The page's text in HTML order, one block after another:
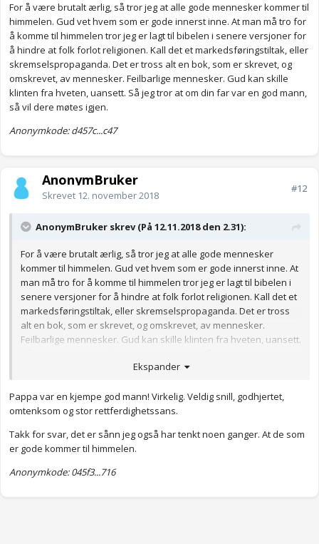
For å være brutalt ærlig, så tror jeg at alle gode mennesker kommer til
himmelen. Gud vet hvem som er gode innerst inne. At man må tro for
å komme til himmelen tror jeg er lagt til bibelen i senere versjoner for
å hindre at folk forlot religionen. Kall det et markedsføringstiltak, eller
skremselspropaganda. Det er tross alt en bok, som er skrevet, og
omskrevet, av mennesker. Feilbarlige mennesker. Gud kan skille
klinten fra hveten, uansett. Så jeg tror at om din far var en god mann,
så vil dere møtes igjen.
Anonymkode: d457c...c47
AnonymBruker
Skrevet 12. november 2018
#12
AnonymBruker skrev (På 12.11.2018 den 2.31):
For å være brutalt ærlig, så tror jeg at alle gode mennesker
kommer til himmelen. Gud vet hvem som er gode innerst inne. At
man må tro for å komme til himmelen tror jeg er lagt til bibelen i
senere versjoner for å hindre at folk forlot religionen. Kall det et
markedsføringstiltak, eller skremselspropaganda. Det er tross
alt en bok, som er skrevet, og omskrevet, av mennesker.
Feilbarlige mennesker. Gud kan skille klinten fra hveten, uansett.
Anonymkode: d457c...c47
Ekspander
Pappa var en kjempe god mann! Virkelig. Veldig snill, godhjertet,
omtenksom og stor rettferdighetssans.
Takk for svar, det er sånn jeg også har tenkt noen ganger. At de som
er gode kommer til himmelen.
Anonymkode: 045f3...716